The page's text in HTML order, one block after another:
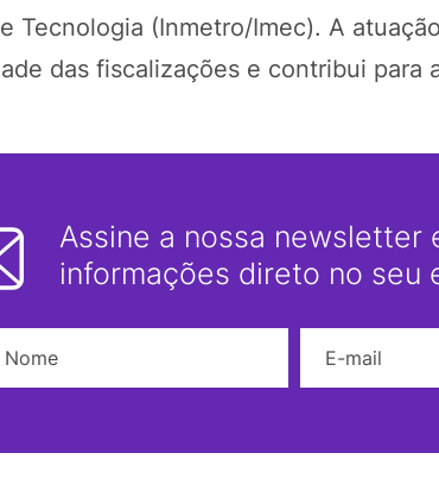
Tecnologia (Inmetro/Imec). A
das fiscalizações e contribui para
Assine a nossa newsletter
informações direto no seu